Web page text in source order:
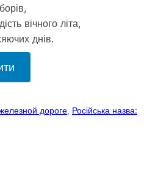
вічного літа,
днів.
дороге Російська назва: